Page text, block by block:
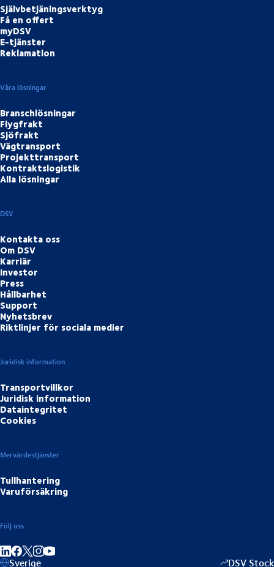
Självbetjäningsverktyg
Få en offert
myDSV
E-tjänster
Reklamation
Våra lösningar
Branschlösningar
Flygfrakt
Sjöfrakt
Vägtransport
Projekttransport
Kontraktslogistik
Alla lösningar
DSV
Kontakta oss
Om DSV
Karriär
Investor
Press
Hållbarhet
Support
Nyhetsbrev
Riktlinjer för sociala medier
Juridisk information
Transportvillkor
Juridisk information
Dataintegritet
Cookies
Mervärdestjänster
Tullhantering
Varuförsäkring
Följ oss
Dela på LinkedIn
Dela på Facebook
Dela på Instagram
Sverige DSV Stock